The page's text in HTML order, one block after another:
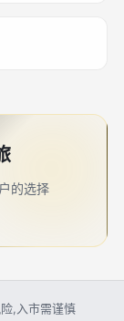
的选择
,入市需谨慎